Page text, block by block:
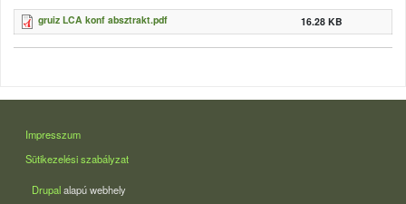
gruiz LCA konf absztrakt.pdf 16.28 KB
LÁBLÉC
Impresszum
Sütikezelési szabályzat
Drupalalapú webhely